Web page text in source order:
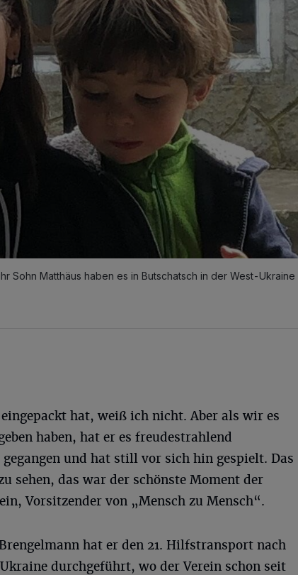
Sohn Matthäus haben es in Butschatsch in der West-Ukraine
hat, weiß ich nicht. Aber als wir es
haben, hat er es freudestrahlend
und hat still vor sich hin gespielt. Das
sehen, das war der schönste Moment der
Vorsitzender von „Mensch zu Mensch“.
hat er den 21. Hilfstransport nach
durchgeführt, wo der Verein schon seit